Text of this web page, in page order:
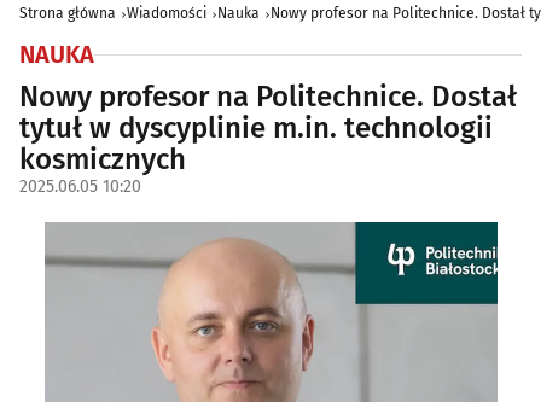
Strona główna Wiadomości Nauka Nowy profesor na Politechnice. Dostał
NAUKA
Nowy profesor na Politechnice. Dostał
tytuł w dyscyplinie m.in. technologii
kosmicznych
2025.06.05 10:20